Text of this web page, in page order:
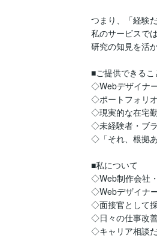
つまり、「経験
私のサービスで
研究の知見を活
■ご提供できるこ
◇Webデザイナ
◇ポートフォリ
◇現実的な在宅
◇未経験者・ブ
◇「それ、根拠
■私について
◇Web制作会社
◇Webデザイナ
◇面接官として
◇日々の仕事改
◇キャリア相談